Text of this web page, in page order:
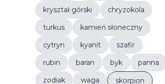
kryształ górski
chryzokola
turkus
kamień słoneczny
cytryn
kyanit
szafir
rubin
baran byk
panna
zodiak
waga skorpion